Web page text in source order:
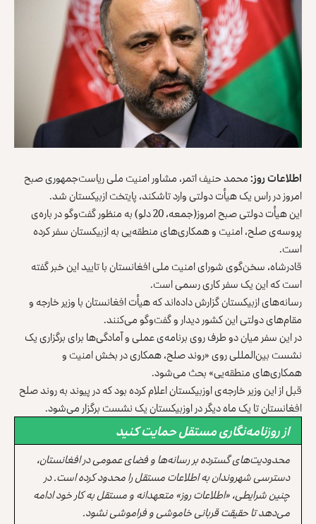
اطلاعات روز:محمد حنیف اتمر، مشاور امنیت ملی ریاست‌جمهوری صبح
امروز در راس یک هیأت دولتی وارد تاشکند، پایتخت ازبیکستان شد.
این هیأت دولتی صبح امروز(جمعه، 20 دلو) به منظور گفت‌وگو در باره‌ی
پروسه‌ی صلح، امنیت و همکاری‌های منطقه‌یی به ازبیکستان سفر کرده
است.
قادرشاه، سخن‌گوی شورای امنیت ملی افغانستان با تایید این خبر گفته
است که این یک سفر کاری رسمی است.
رسانه‌های ازبیکستان گزارش داده‌اند که هیأت افغانستان با وزیر خارجه و
مقام‌های دولتی این کشور دیدار و گفت‌وگو می‌کنند.
در این سفر میان دو طرف روی برنامه‌ی عملی و آمادگی‌ها برای برگزاری یک
نشست بین‌المللی روی «روند صلح، همکاری در بخش امنیت و
همکاری‌‎های منطقه‌یی» بحث می‌شود.
قبل از این وزیر خارجه‌ی اوزبیکستان اعلام کرده بود که در پیوند به روند صلح
افغانستان تا یک ماه دیگر در اوزبیکستان یک نشست برگزار می‌شود.
از روزنامه‌نگاری مستقل حمایت کنید
محدودیت‌های گسترده بر رسانه‌ها و فضای عمومی در افغانستان،
دسترسی شهروندان به اطلاعات مستقل را محدود کرده است. در
چنین شرایطی، «اطلاعات روز» متعهدانه و مستقل به کار خود ادامه
می‌دهد تا حقیقت قربانی خاموشی و فراموشی نشود.